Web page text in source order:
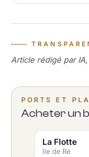
Article rédigé par
PORTS ET
Acheter un
La Flotte
île de Ré